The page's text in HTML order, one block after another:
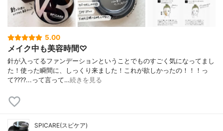
5.00
メイク中も美容時間♡
針が入ってるファンデーションということでものすごく気になってまし
た！使った瞬間に、しっくり来ました！ これが欲しかったの！！！っ
て???? ...って言って…続きを見る
SPICARE(スピケア)